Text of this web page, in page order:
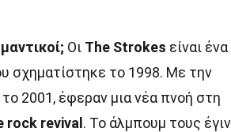
Οι The Strokes είναι ένα
σχηματίστηκε το 1998. Με την
2001, έφεραν μια νέα πνοή στη
rock revival . Το άλμπουμ τους